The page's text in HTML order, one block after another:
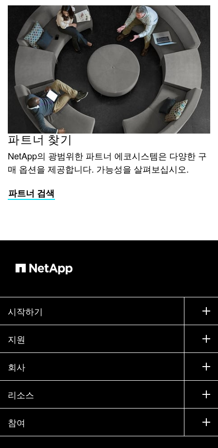
파트너 찾기
NetApp의 광범위한 파트너 에코시스템은 다양한 구
매 옵션을 제공합니다. 가능성을 살펴보십시오.
파트너 검색
시작하기
구입 방법
세일즈 팀 연락처
파트너 찾기
경영진 브리핑
제품 소개
지원
지원
교육
설명서
커뮤니티
회사
회사
파트너
채용
리소스
뉴스룸
이벤트
참여